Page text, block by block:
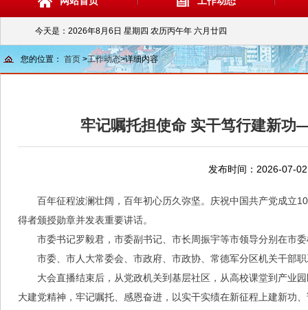
今天是： 2026年8月6日 星期四 农历丙午年 六月廿四
您的位置： 首页 >工作动态>详细内容
牢记嘱托担使命 实干笃行建新
发布时间：2026-07-02
百年征程波澜壮阔，百年初心历久弥坚。庆祝中国共产党成立
得者颁授勋章并发表重要讲话。
市委书记罗毅君，市委副书记、市长周振宇等市领导分别在市
市委、市人大常委会、市政府、市政协、常德军分区机关干部
大会直播结束后，从党政机关到基层社区，从高校课堂到产业
大建党精神，牢记嘱托、感恩奋进，以实干实绩在新征程上建新功